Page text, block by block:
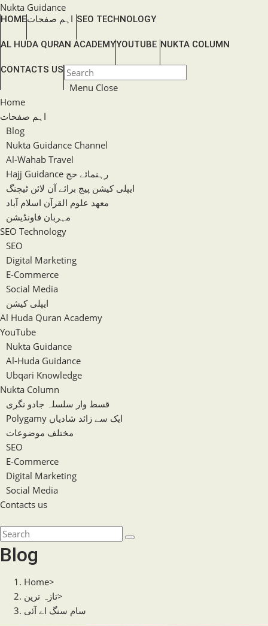
Skip
to
Nukta Guidance
HOMEاہم صفحات SEO TECHNOLOGY
AL HUDA QURAN ACADEMYYOUTUBE NUKTA COLUMN
CONTACTS USTOGGLE
WEBSITE
SEARCH
Menu Close
Home
اہم صفحات
Blog
Nukta Guidance Channel
Al-Wahab Travel
Hajj Guidance رہنمائے حج
ایپلی کیشن پیج برائے آن لائن ٹیچنگ
معھد علوم القرآن اسلام آباد
مہربان فاونڈیشن
SEO Technology
SEO
Digital Marketing
E-Commerce
Social Media
ایپلی کیشن
Al Huda Quran Academy
YouTube
Nukta Guidance
Al-Huda Guidance
Ubqari Knowledge
Nukta Column
قسط وار سلسلہ جادو نگری
Polygamy ایک سے زائد شادیاں
مختلف موضوعات
SEO
E-Commerce
Digital Marketing
Social Media
Contacts us
website
search
Search
this
website
Blog
Home>
تازہ ترین>
سام سنگ اے آئی